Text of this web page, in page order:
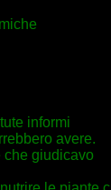
informi
avere.
che giudicavo